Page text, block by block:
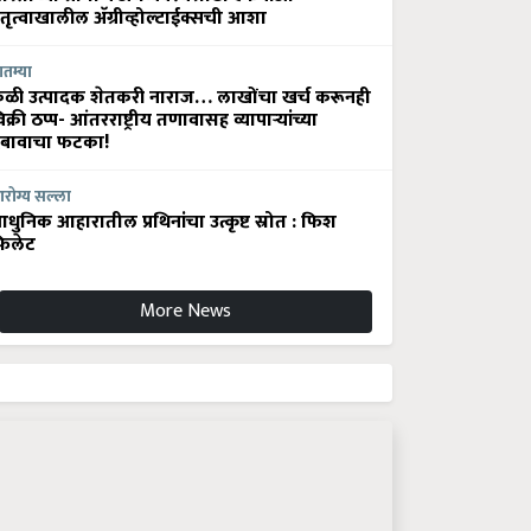
अ‍ॅग्रीव्होल्टाईक्सची आशा
उत्पादक शेतकरी नाराज… लाखोंचा खर्च करूनही
ठप्प- आंतरराष्ट्रीय तणावासह व्यापाऱ्यांच्या
फटका!
सल्ला
आहारातील प्रथिनांचा उत्कृष्ट स्रोत : फिश
More News